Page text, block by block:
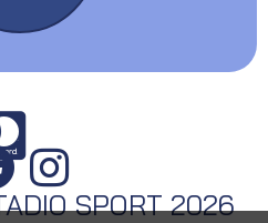
SPORT 2026